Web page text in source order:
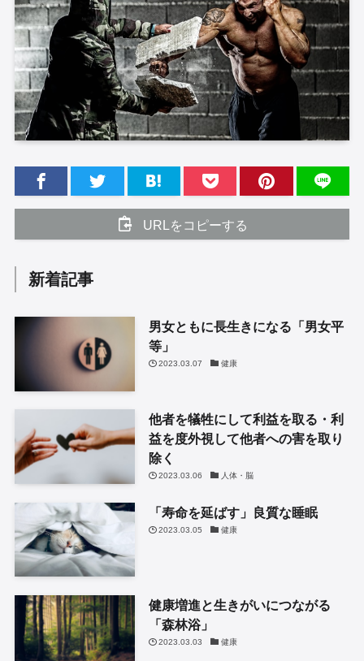
URLをコピーする
新着記事
男女ともに長生きになる「男女平
等」
2023.03.07 健康
他者を犠牲にして利益を取る・利
益を度外視して他者への害を取り
除く
2023.03.06 人体・脳
「寿命を延ばす」良質な睡眠
2023.03.05 健康
健康増進と生きがいにつながる
「森林浴」
2023.03.03 健康